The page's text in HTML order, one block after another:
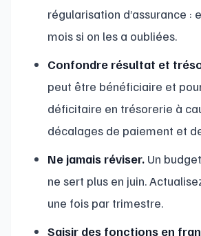
régularisation d’assurance :
mois si on les a oubliées.
Confondre résultat et
peut être bénéficiaire et
déficitaire en trésorerie à
décalages de paiement et
Ne jamais réviser. Un
ne sert plus en juin.
une fois par trimestre.
Saisir des fonctions en